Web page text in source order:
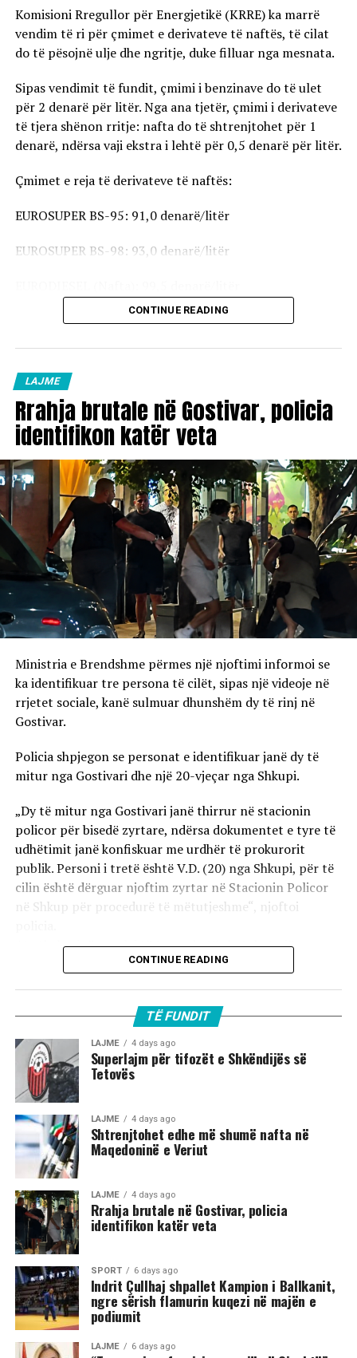
Komisioni Rregullor për Energjetikë (KRRE) ka marrë
vendim të ri për çmimet e derivateve të naftës, të cilat
do të pësojnë ulje dhe ngritje, duke filluar nga mesnata.
Sipas vendimit të fundit, çmimi i benzinave do të ulet
për 2 denarë për litër. Nga ana tjetër, çmimi i derivateve
të tjera shënon rritje: nafta do të shtrenjtohet për 1
denarë, ndërsa vaji ekstra i lehtë për 0,5 denarë për litër.
Çmimet e reja të derivateve të naftës:
EUROSUPER BS-95: 91,0 denarë/litër
EUROSUPER BS-98: 93,0 denarë/litër
Vaji ekstra i lehtë (EL-1): 98,5 denarë/litër
vlejnë në të gjitha pikat e karburanteve në vend.
CONTINUE READING
LAJME
Rrahja brutale në Gostivar, policia
identifikon katër veta
Ministria e Brendshme përmes një njoftimi informoi se
ka identifikuar tre persona të cilët, sipas një videoje në
rrjetet sociale, kanë sulmuar dhunshëm dy të rinj në
Gostivar.
Policia shpjegon se personat e identifikuar janë dy të
mitur nga Gostivari dhe një 20-vjeçar nga Shkupi.
„Dy të mitur nga Gostivari janë thirrur në stacionin
policor për bisedë zyrtare, ndërsa dokumentet e tyre të
udhëtimit janë konfiskuar me urdhër të prokurorit
publik. Personi i tretë është V.D. (20) nga Shkupi, për të
cilin është dërguar njoftim zyrtar në Stacionin Policor
në Shkup për procedurë të mëtutjeshme“, njoftoi
Ata theksojnë se ndaj të treve do të zbatohet një
procedurë e përshpejtuar para gjykatës sapo të
autoriteteve, sulmi ka ndodhur në orët e para të
mëngjesit të 2 gushtit në rrugën „Borçe Jovanoski“, ku
dy të rinj janë goditur me mjete dhe shkopinj druri.
Në rrjetet sociale u shfaq një video-incizim shqetësues
nga Gostivari, në të cilin shfaqet një përleshje e ashpër
fizike mes një grupi më të madh të rinjsh.
Sipas informacioneve të publikuara, gjatë rrahjes, njëri
nga djemtë është goditur në pjesën e kokës, pas së cilës
ka rënë në tokë dhe ka mbetur i palëvizshëm.
Përkundër faktit se po shtrihej në rrugë, në incizim
shihet se sulmi ka vazhduar me goditje të shumta ndaj
trupit të tij, gjë që ka shkaktuar reagime dhe dënime të
ashpra në rrjetet sociale.(INA)
CONTINUE READING
TË FUNDIT
LAJME 4 days ago
Superlajm për tifozët e Shkëndijës së
Tetovës
LAJME 4 days ago
Shtrenjtohet edhe më shumë nafta në
Maqedoninë e Veriut
LAJME 4 days ago
Rrahja brutale në Gostivar, policia
identifikon katër veta
SPORT 6 days ago
Indrit Çullhaj shpallet Kampion i Ballkanit,
ngre sërish flamurin kuqezi në majën e
podiumit
LAJME 6 days ago